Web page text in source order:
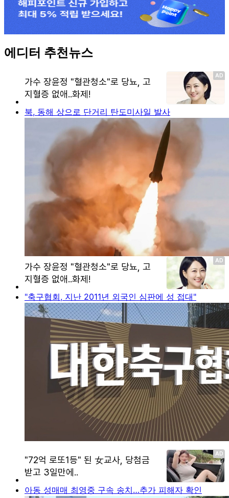
에디터 추천뉴스
북, 동해 상으로 단거리 탄도미사일 발사
"축구협회, 지난 2011년 외국인 심판에 성 접대"
아동 성매매 최영중 구속 송치…추가 피해자 확인